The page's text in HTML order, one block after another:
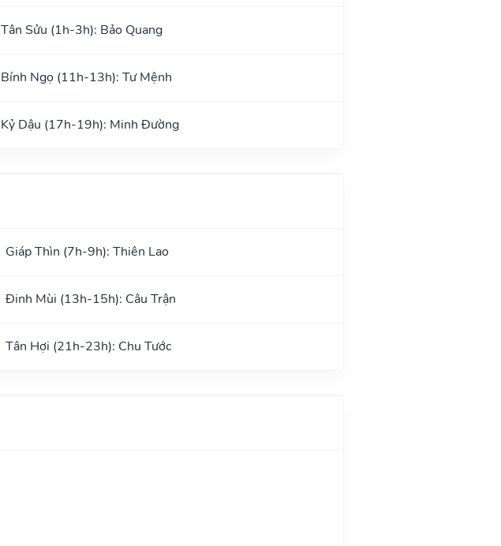
Tân Sửu (1h-3h): Bảo Quang
Bính Ngọ (11h-13h): Tư Mệnh
Kỷ Dậu (17h-19h): Minh Đường
Giáp Thìn (7h-9h): Thiên Lao
Đinh Mùi (13h-15h): Câu Trận
Tân Hợi (21h-23h): Chu Tước